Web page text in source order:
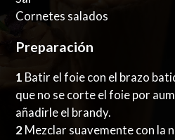
Cornetes salados
Preparación
1 Batir el foie con el brazo
que no se corte el foie por
añadirle el brandy.
2 Mezclar suavemente con la